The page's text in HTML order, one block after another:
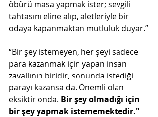
öbürü masa yapmak ister; sevgili
tahtasını eline alıp, aletleriyle bir
odaya kapanmaktan mutluluk duyar.”
“Bir şey istemeyen, her şeyi sadece
para kazanmak için yapan insan
zavallının biridir, sonunda istediği
parayı kazansa da. Önemli olan
eksiktir onda. Bir şey olmadığı için
bir şey yapmak istememektedir."